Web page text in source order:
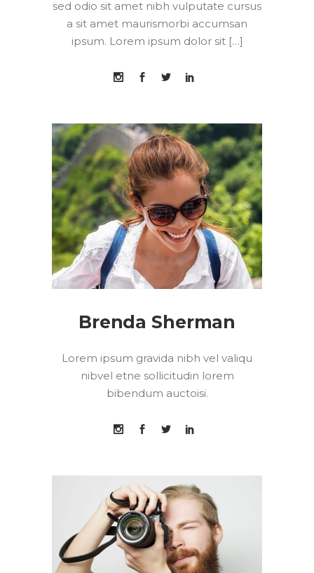
sed odio sit amet nibh vulputate cursus
a sit amet maurismorbi accumsan
ipsum. Lorem ipsum dolor sit […]
Brenda Sherman
Lorem ipsum gravida nibh vel valiqu
nibvel etne sollicitudin lorem
bibendum auctoisi.